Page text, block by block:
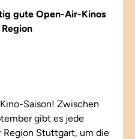
gute Open-Air-Kinos
Saison! Zwischen
gibt es jede
Region Stuttgart, um die